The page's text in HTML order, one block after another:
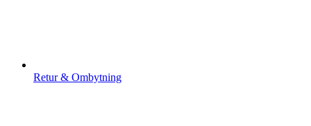
Retur & Ombytning